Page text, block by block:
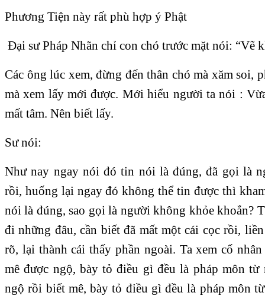
Phương Tiện này rất phù hợp ý Phật
Đại sư Pháp Nhãn chỉ con chó trước mặt nói: “Vẽ
Các ông lúc xem, đừng đến thân chó mà xăm soi,
mà xem lấy mới được. Mới hiểu người ta nói :
mất tâm. Nên biết lấy.
Sư nói:
Như nay ngay nói đó tin nói là đúng, đã gọi là
rồi, huống lại ngay đó không thể tin được thì
nói là đúng, sao gọi là người không khỏe khoắn?
đi những đâu, cần biết đã mất một cái cọc rồi,
rõ, lại thành cái thấy phần ngoài. Ta xem cổ
mê được ngộ, bày tỏ điều gì đều là pháp môn từ
ngộ rồi biết mê, bày tỏ điều gì đều là pháp môn